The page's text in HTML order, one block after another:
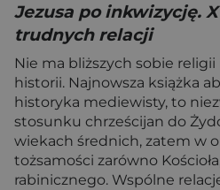
Jezusa po inkwizycję.
trudnych relacji
Nie ma bliższych sobie
historii. Najnowsza książka
historyka mediewisty, to
stosunku chrześcijan do
wiekach średnich, zatem w
tożsamości zarówno
rabinicznego. Wspólne